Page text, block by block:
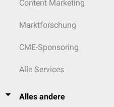
Content Marketing
Marktforschung
CME-Sponsoring
Alle Services
Alles andere